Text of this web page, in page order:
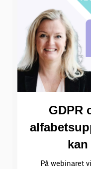
GDPR
På webinaret